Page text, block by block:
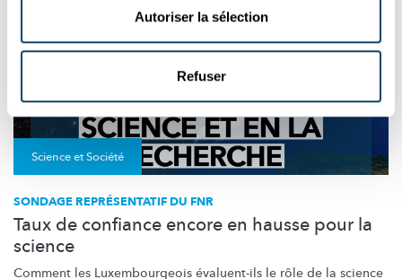
Autoriser la sélection
Refuser
Science et Société
SONDAGE REPRÉSENTATIF DU FNR
Taux de confiance encore en hausse pour la
science
Comment les Luxembourgeois évaluent-ils le rôle de la science